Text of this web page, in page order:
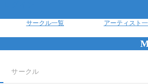
サークル一覧 アーティスト
サークル